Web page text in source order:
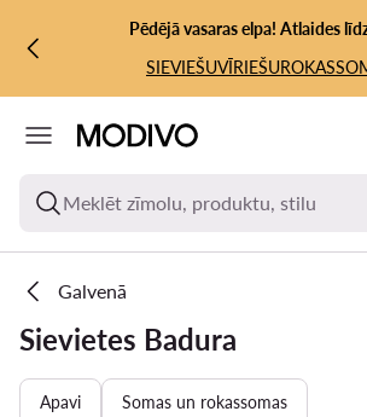
PĀRIET UZ GALVENO SATURU
PĀRIET UZ MEKLĒŠANUPēdējā vasaras elpa! Atlaides
SIEVIEŠUVĪRIEŠU
Meklēt zīmolu, produktu, stilu
Galvenā
Sievietes Badura
Apavi Somas un rokassomas